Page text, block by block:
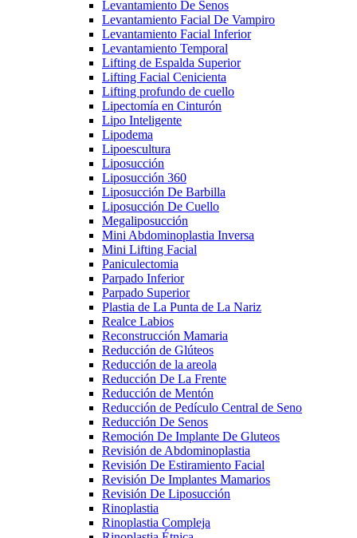
Levantamiento De Senos
Levantamiento Facial De Vampiro
Levantamiento Facial Inferior
Levantamiento Temporal
Lifting de Espalda Superior
Lifting Facial Cenicienta
Lifting profundo de cuello
Lipectomía en Cinturón
Lipo Inteligente
Lipodema
Lipoescultura
Liposucción
Liposucción 360
Liposucción De Barbilla
Liposucción De Cuello
Megaliposucción
Mini Abdominoplastia Inversa
Mini Lifting Facial
Paniculectomia
Parpado Inferior
Parpado Superior
Plastia de La Punta de La Nariz
Realce Labios
Reconstrucción Mamaria
Reducción de Glúteos
Reducción de la areola
Reducción De La Frente
Reducción de Mentón
Reducción de Pedículo Central de Seno
Reducción De Senos
Remoción De Implante De Gluteos
Revisión de Abdominoplastia
Revisión De Estiramiento Facial
Revisión De Implantes Mamarios
Revisión De Liposucción
Rinoplastia
Rinoplastia Compleja